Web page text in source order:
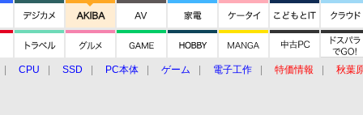
CPU SSD PC本体 ゲーム 電子工作 特価情報
秋葉